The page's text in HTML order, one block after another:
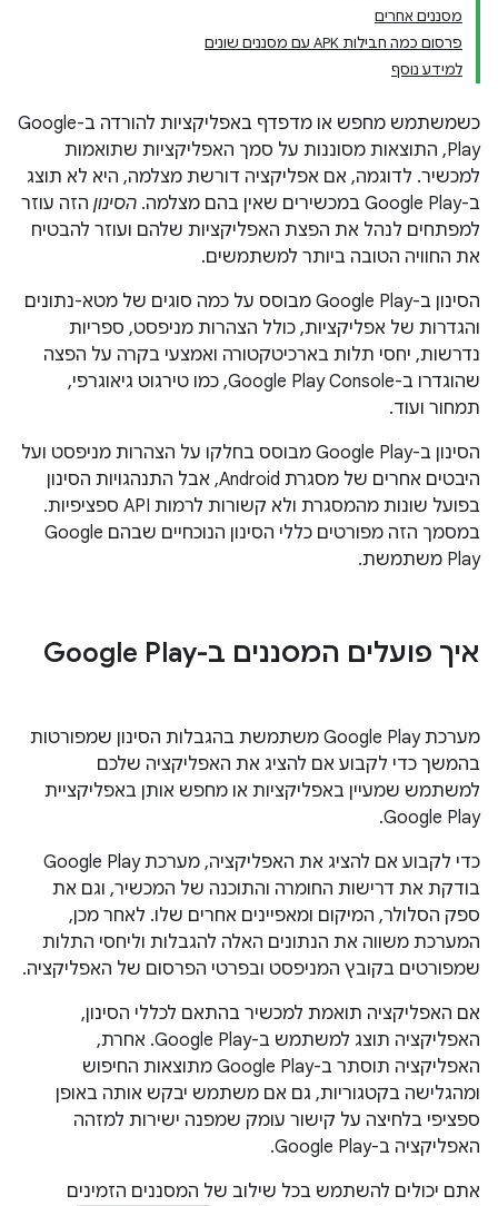
מסננים אחרים
פרסום כמה חבילות APK עם מסננים שונים
למידע נוסף
כשמשתמש מחפש או מדפדף באפליקציות להורדה ב-Google
Play, התוצאות מסוננות על סמך האפליקציות שתואמות
למכשיר. לדוגמה, אם אפליקציה דורשת מצלמה, היא לא תוצג
ב-Google Play במכשירים שאין בהם מצלמה.
הסינון הזה עוזר
למפתחים לנהל את הפצת האפליקציות שלהם ועוזר להבטיח
את החוויה הטובה ביותר למשתמשים.
הסינון ב-Google Play מבוסס על כמה סוגים של מטא-נתונים
והגדרות של אפליקציות, כולל הצהרות מניפסט, ספריות
נדרשות, יחסי תלות בארכיטקטורה ואמצעי בקרה על הפצה
שהוגדרו ב-Google Play Console, כמו טירגוט גיאוגרפי,
תמחור ועוד.
הסינון ב-Google Play מבוסס בחלקו על הצהרות מניפסט ועל
היבטים אחרים של מסגרת Android, אבל התנהגויות הסינון
בפועל שונות מהמסגרת ולא קשורות לרמות API ספציפיות.
במסמך הזה מפורטים כללי הסינון הנוכחיים שבהם Google
Play משתמשת.
איך פועלים המסננים ב-Google Play
מערכת Google Play משתמשת בהגבלות הסינון שמפורטות
בהמשך כדי לקבוע אם להציג את האפליקציה שלכם
למשתמש שמעיין באפליקציות או מחפש אותן באפליקציית
Google Play.
כדי לקבוע אם להציג את האפליקציה, מערכת Google Play
בודקת את דרישות החומרה והתוכנה של המכשיר, וגם את
ספק הסלולר, המיקום ומאפיינים אחרים שלו. לאחר מכן,
המערכת משווה את הנתונים האלה להגבלות וליחסי התלות
שמפורטים בקובץ המניפסט ובפרטי הפרסום של האפליקציה.
אם האפליקציה תואמת למכשיר בהתאם לכללי הסינון,
האפליקציה תוצג למשתמש ב-Google Play. אחרת,
האפליקציה תוסתר ב-Google Play מתוצאות החיפוש
ומהגלישה בקטגוריות, גם אם משתמש יבקש אותה באופן
ספציפי בלחיצה על קישור עומק שמפנה ישירות למזהה
האפליקציה ב-Google Play.
אתם יכולים להשתמש בכל שילוב של המסננים הזמינים